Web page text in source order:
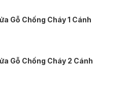
Gỗ Chống Cháy 1 Cánh
Gỗ Chống Cháy 2 Cánh